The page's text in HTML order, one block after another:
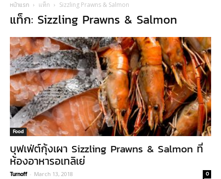
หน้าแรก แท็ก Sizzling Prawns & Salmon
แท็ก: Sizzling Prawns & Salmon
Food
บุฟเฟ่ต์กุ้งเผา Sizzling Prawns & Salmon ที่
ห้องอาหารอเทลิเย่
Turnoff - March 13, 2018 0